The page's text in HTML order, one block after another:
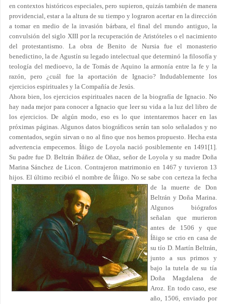
en contextos históricos especiales, pero supieron, quizás también de manera
providencial, estar a la altura de su tiempo y lograron acertar en la dirección
a tomar en medio de la invasión bárbara, el final del mundo antiguo, la
convulsión del siglo XIII por la recuperación de Aristóteles o el nacimiento
del protestantismo. La obra de Benito de Nursia fue el monasterio
benedictino, la de Agustín su legado intelectual que determinó la filosofía y
teología del medioevo, la de Tomás de Aquino la armonía entre la fe y la
razón, pero ¿cuál fue la aportación de Ignacio? Indudablemente los
ejercicios espirituales y la Compañía de Jesús.
Ahora bien, los ejercicios espirituales nacen de la biografía de Ignacio. No
hay nada mejor para conocer a Ignacio que leer su vida a la luz del libro de
los ejercicios. De algún modo, eso es lo que intentaremos hacer en las
próximas páginas. Algunos datos biográficos serán tan solo señalados y no
comentados, según sirvan o no al fino que nos hemos propuesto. Hecha esta
advertencia empecemos. Íñigo de Loyola nació posiblemente en 1491[1].
Su padre fue D. Beltrán Ibáñez de Oñaz, señor de Loyola y su madre Doña
Marina Sánchez de Licon. Contrajeron matrimonio en 1467 y tuvieron 13
hijos. El último recibió el nombre de Íñigo. No se sabe con certeza la fecha
de la muerte de Don
Beltrán y Doña Marina.
Algunos biógrafos
señalan que murieron
antes de 1506 y que
Íñigo se crio en casa de
su tío D. Martín Beltrán,
junto a sus primos y
bajo la tutela de su tía
Doña Magdalena de
Aroz. En todo caso, ese
año, 1506, enviado por